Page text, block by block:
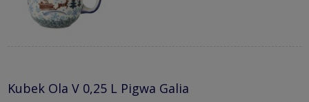
Kubek Ola V 0,25 L Pigwa Galia